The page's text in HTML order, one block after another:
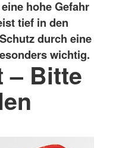
hohe Gefahr
tief in den
durch eine
wichtig.
– Bitte